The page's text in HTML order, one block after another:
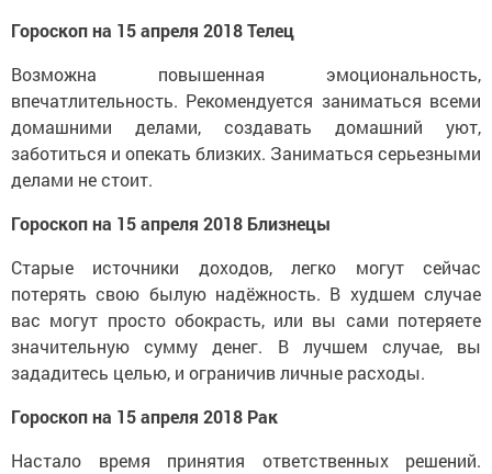
Гороскоп на 15 апреля 2018 Телец
Возможна повышенная эмоциональность,
впечатлительность. Рекомендуется заниматься всеми
домашними делами, создавать домашний уют,
заботиться и опекать близких. Заниматься серьезными
делами не стоит.
Гороскоп на 15 апреля 2018 Близнецы
Старые источники доходов, легко могут сейчас
потерять свою былую надёжность. В худшем случае
вас могут просто обокрасть, или вы сами потеряете
значительную сумму денег. В лучшем случае, вы
зададитесь целью, и ограничив личные расходы.
Гороскоп на 15 апреля 2018 Рак
Настало время принятия ответственных решений.